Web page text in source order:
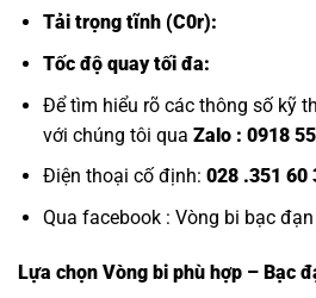
Tải trọng tĩnh (C0r):
Tốc độ quay tối đa:
Để tìm hiểu rõ các thông số kỹ
với chúng tôi qua Zalo : 0918
Điện thoại cố định: 028 .351 60
Qua facebook : Vòng bi bạc
Lựa chọn Vòng bi phù hợp – Bạc